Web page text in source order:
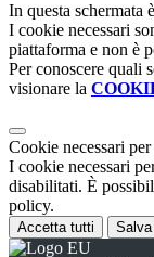
In questa schermata
I cookie necessari
piattaforma e non è
Per conoscere quali
visionare la
Cookie necessari
I cookie necessari
disabilitati. È
policy.
Accetta tutti